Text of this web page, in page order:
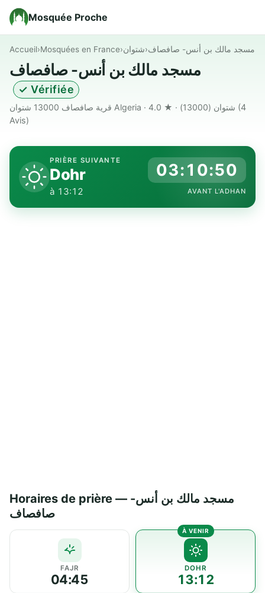
Mosquée Proche
Accueil›Mosquées en France›شتوان›مسجد مالك بن أنس- صافصاف
مسجد مالك بن أنس- صافصاف
✓ Vérifiée
(4
Avis)
PRIÈRE SUIVANTE
Dohr
à 13:12
03:10:49
AVANT L'ADHAN
Horaires de prière — مسجد مالك بن أنس-
صافصاف
FAJR
04:45
DOHR
13:12